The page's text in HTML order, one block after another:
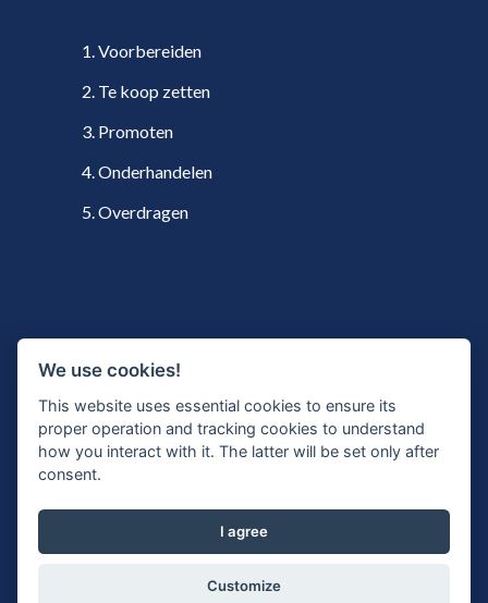
1. Voorbereiden
2. Te koop zetten
3. Promoten
4. Onderhandelen
5. Overdragen
VOLG ONS
Twitter
Inschrijven nieuwsbrief
© Copyright 2026. OvernameAdvies.nl. -
We use cookies!
This website uses essential cookies to ensure its
proper operation and tracking cookies to understand
how you interact with it. The latter will be set only after
consent.
I agree
Customize